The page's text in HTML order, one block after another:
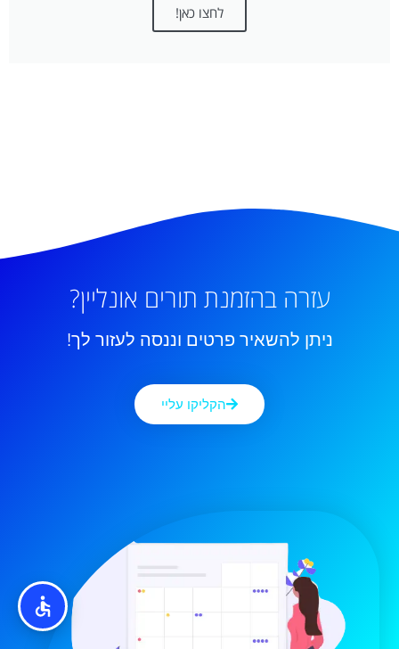
לחצו כאן!
עזרה בהזמנת תורים אונליין?
ניתן להשאיר פרטים וננסה לעזור לך!
הקליקו עליי